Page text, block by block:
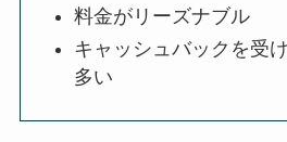
料金がリーズナブル
キャッシュバックを受
多い